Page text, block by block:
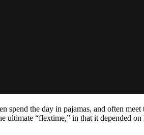
the day in pajamas, and often meet
ultimate “flextime,” in that it depended